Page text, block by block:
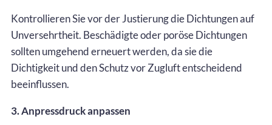
Kontrollieren Sie vor der Justierung die Dichtungen auf
Unversehrtheit. Beschädigte oder poröse Dichtungen
sollten umgehend erneuert werden, da sie die
Dichtigkeit und den Schutz vor Zugluft entscheidend
beeinflussen.
3. Anpressdruck anpassen